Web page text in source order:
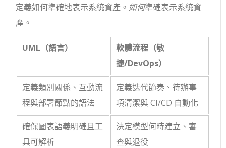
定義如何準確地表示系統資產。 如何準確表示系統資
產。
UML（語言）
軟體流程（敏
捷/DevOps）
定義類別關係、互動流
程與部署節點的語法
定義迭代節奏、待辦事
項清潔與 CI/CD 自動化
確保圖表語義明確且工
具可解析
決定模型何時建立、審
查與退役